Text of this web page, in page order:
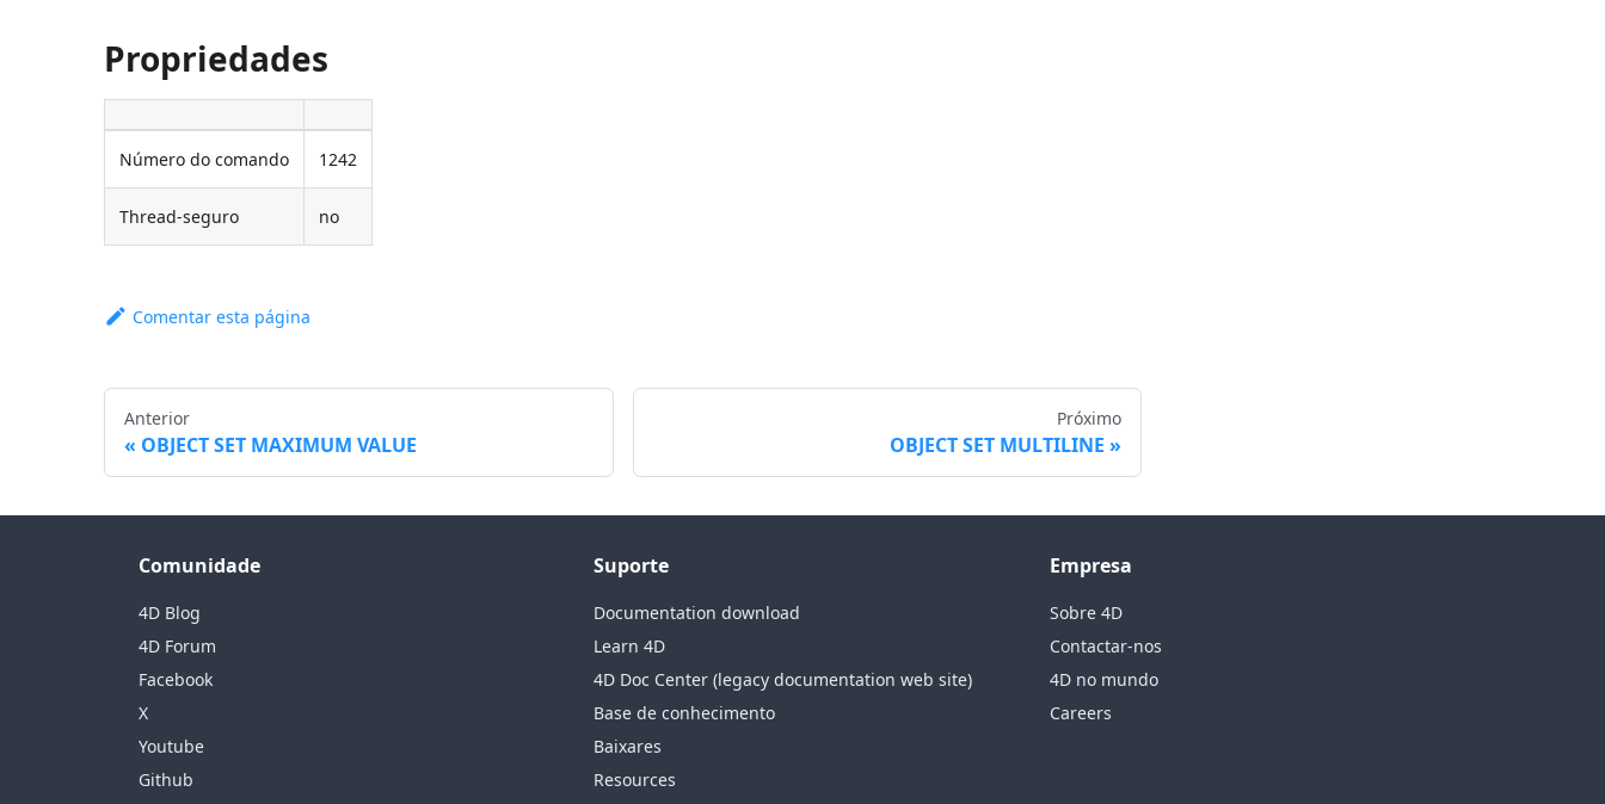
Propriedades
Número do comando 1242
Thread-seguro no
Comentar esta página
Anterior
OBJECT SET MAXIMUM VALUE
Próximo
OBJECT SET MULTILINE
Comunidade
4D Blog
4D Forum
Facebook
X
Youtube
Github
Suporte
Documentation download
Learn 4D
4D Doc Center (legacy documentation web site)
Base de conhecimento
Baixares
Resources
Empresa
Sobre 4D
Contactar-nos
4D no mundo
Careers